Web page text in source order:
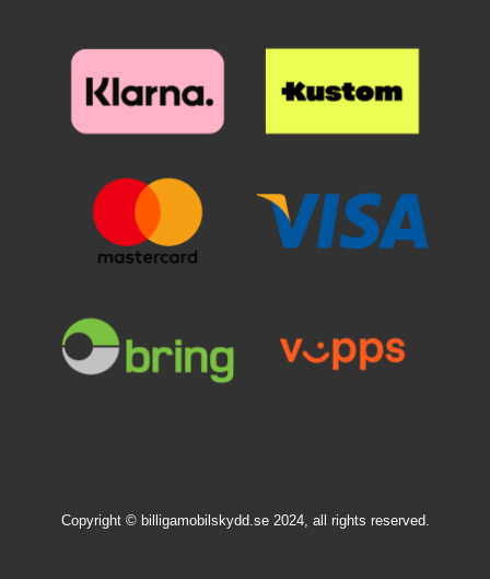
Copyright © billigamobilskydd.se 2024, all rights reserved.